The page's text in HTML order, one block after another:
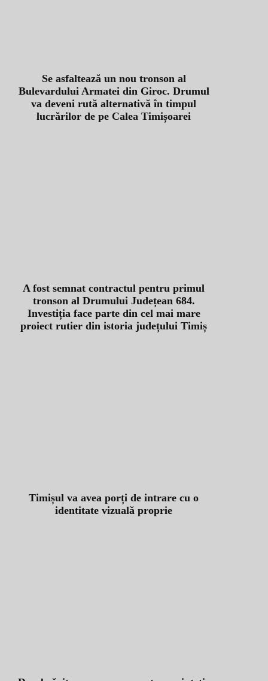
Se asfaltează un nou tronson al
Bulevardului Armatei din Giroc. Drumul
va deveni rută alternativă în timpul
lucrărilor de pe Calea Timișoarei
A fost semnat contractul pentru primul
tronson al Drumului Județean 684.
Investiția face parte din cel mai mare
proiect rutier din istoria județului Timiș
Timișul va avea porți de intrare cu o
identitate vizuală proprie